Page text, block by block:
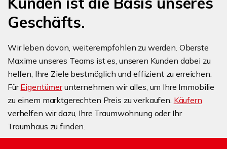
Geschäfts.
Wir leben davon, weiterempfohlen zu werden. Oberste
Maxime unseres Teams ist es, unseren Kunden dabei zu
helfen, Ihre Ziele bestmöglich und effizient zu erreichen.
FürEigentümerunternehmen wir alles, um Ihre Immobilie
zu einem marktgerechten Preis zu verkaufen. Käufern
verhelfen wir dazu, Ihre Traumwohnung oder Ihr
Traumhaus zu finden.